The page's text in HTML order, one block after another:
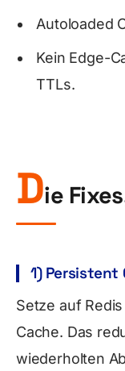
Autoloaded
Kein Edge-
TTLs.
Die
1) Persistent
Setze auf
Cache. Das
wiederholten